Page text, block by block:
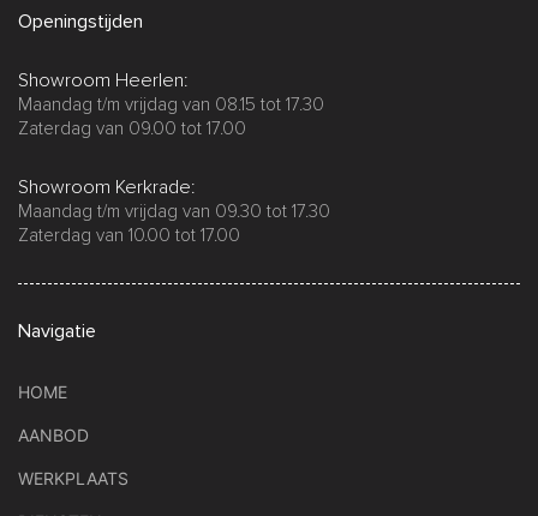
Openingstijden
Showroom Heerlen:
Maandag t/m vrijdag van 08.15 tot 17.30
Zaterdag van 09.00 tot 17.00
Showroom Kerkrade:
Maandag t/m vrijdag van 09.30 tot 17.30
Zaterdag van 10.00 tot 17.00
Navigatie
HOME
AANBOD
WERKPLAATS